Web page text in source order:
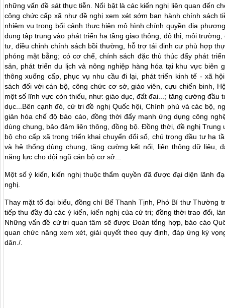
những vấn đề sát thực tiễn. Nổi bật là các kiến nghị liên quan đến
công chức cấp xã như đề nghị xem xét sớm ban hành chính sách
nhiệm vụ trong bối cảnh thực hiện mô hình chính quyền địa
dung tập trung vào phát triển hạ tầng giao thông, đô thị, môi
tư, điều chỉnh chính sách bồi thường, hỗ trợ tái định cư phù hợp
phóng mặt bằng; có cơ chế, chính sách đặc thù thúc đẩy phát
sản, phát triển du lịch và nông nghiệp hàng hóa tại khu vực biên
thông xuống cấp, phục vụ nhu cầu đi lại, phát triển kinh tế - xã
sách đối với cán bộ, công chức cơ sở, giáo viên, cựu chiến binh,
một số lĩnh vực còn thiếu, như: giáo dục, đất đai...; tăng cường đầu
dục...Bên cạnh đó, cử tri đề nghị Quốc hội, Chính phủ và các bộ,
giản hóa chế độ báo cáo, đồng thời đẩy mạnh ứng dụng công
dùng chung, bảo đảm liên thông, đồng bộ. Đồng thời, đề nghị
bộ cho cấp xã trong triển khai chuyển đổi số, chú trọng đầu tư hạ
và hệ thống dùng chung, tăng cường kết nối, liên thông dữ liệu,
năng lực cho đội ngũ cán bộ cơ sở...
Một số ý kiến, kiến nghị thuộc thẩm quyền đã được đại diện lãnh
nghị.
Thay mặt tổ đại biểu, đồng chí Bế Thanh Tịnh, Phó Bí thư Thường
tiếp thu đầy đủ các ý kiến, kiến nghị của cử tri; đồng thời trao đổi,
Những vấn đề cử tri quan tâm sẽ được Đoàn tổng hợp, báo cáo
quan chức năng xem xét, giải quyết theo quy định, đáp ứng kỳ
dân./.